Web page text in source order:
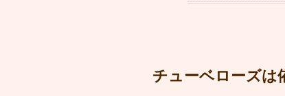
チューベローズは